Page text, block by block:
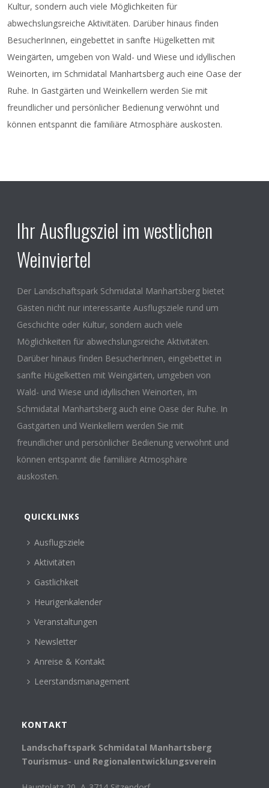
Organisator: 3MZ / Michael Zellhofer-Mühlparzer
Anmeldungbittebis 03.07.2026unter 0681/
846 88 035 oder unter office@3mz.at erbeten.
Ort: Dorfzentrum Unterthern, 3701 Unterthern 1
Kultur, sondern auch viele Möglichkeiten für
abwechslungsreiche Aktivitäten. Darüber hinaus finden
BesucherInnen, eingebettet in sanfte Hügelketten mit
Weingärten, umgeben von Wald- und Wiese und idyllischen
Weinorten, im Schmidatal Manhartsberg auch eine Oase der
Ruhe. In Gastgärten und Weinkellern werden Sie mit
freundlicher und persönlicher Bedienung verwöhnt und
können entspannt die familiäre Atmosphäre auskosten.
Ihr Ausflugsziel im westlichen
Weinviertel
Der Landschaftspark Schmidatal Manhartsberg bietet
Gästen nicht nur interessante Ausflugsziele rund um
Geschichte oder Kultur, sondern auch viele
Möglichkeiten für abwechslungsreiche Aktivitäten.
Darüber hinaus finden BesucherInnen, eingebettet in
sanfte Hügelketten mit Weingärten, umgeben von
Wald- und Wiese und idyllischen Weinorten, im
Schmidatal Manhartsberg auch eine Oase der Ruhe. In
Gastgärten und Weinkellern werden Sie mit
freundlicher und persönlicher Bedienung verwöhnt und
können entspannt die familiäre Atmosphäre
auskosten.
QUICKLINKS
Ausflugsziele
Aktivitäten
Gastlichkeit
Heurigenkalender
Veranstaltungen
Newsletter
Anreise & Kontakt
Leerstandsmanagement
KONTAKT
Landschaftspark Schmidatal Manhartsberg
Tourismus- und Regionalentwicklungsverein